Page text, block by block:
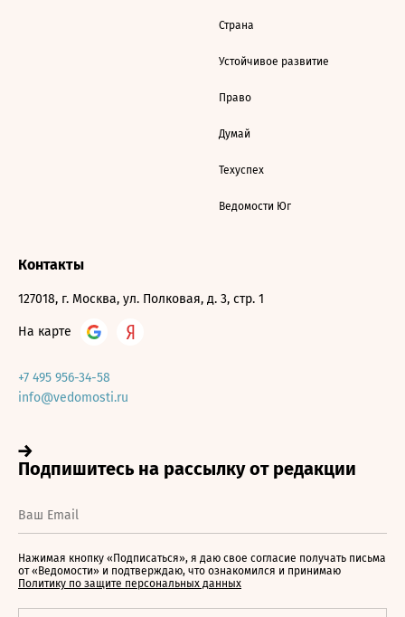
Страна
Устойчивое развитие
Право
Думай
Техуспех
Ведомости Юг
Контакты
127018, г. Москва, ул. Полковая, д. 3, стр. 1
На карте
+7 495 956-34-58
info@vedomosti.ru
Нажимая кнопку «Подписаться», я даю свое согласие получать письма
от «Ведомости» и подтверждаю, что ознакомился и принимаю
Политику по защите персональных данных